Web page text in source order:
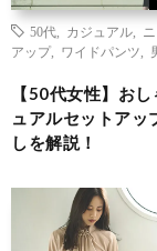
50代 カジュアル
アップ, ワイドパンツ
【50代女性】お
ュアルセットアッ
しを解説！